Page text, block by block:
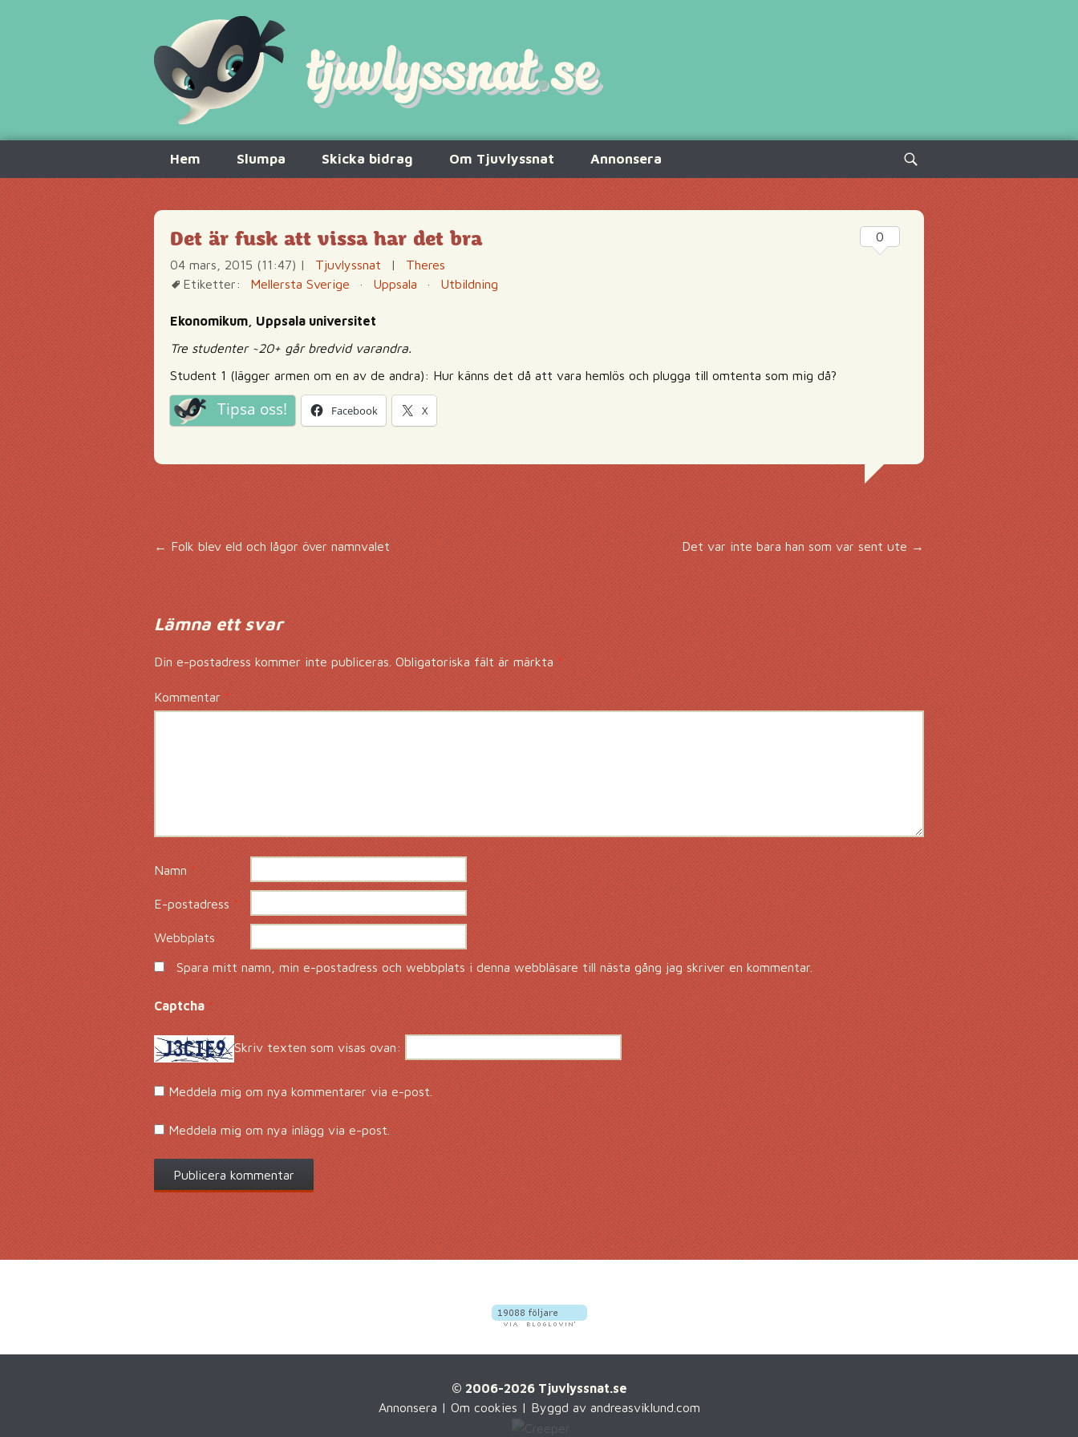
innehåll
Hem Slumpa Skicka bidrag Om Tjuvlyssnat Annonsera
Sök
efter:
Det är fusk att vissa har det bra
04 mars, 2015 (11:47) | Tjuvlyssnat |
Theres
Etiketter:
Mellersta Sverige · Uppsala · Utbildning
Ekonomikum, Uppsala universitet
Tre studenter ~20+ går bredvid varandra.
Student 1 (lägger armen om en av de andra): Hur känns det då att vara hemlös och plugga till omtenta som mig då?
Tipsa oss! Facebook X
0
Inläggsnavigering
←Folk blev eld och lågor över namnvalet Det var inte bara han som var sent ute→
Lämna ett svar
Din e-postadress kommer inte publiceras. Obligatoriska fält är märkta *
Kommentar*
Namn *
E-postadress *
Webbplats
Spara mitt namn, min e-postadress och webbplats i denna webbläsare till nästa gång jag skriver en kommentar.
Captcha *
Skriv texten som visas ovan:
Meddela mig om nya kommentarer via e-post.
Meddela mig om nya inlägg via e-post.
© 2006-2026 Tjuvlyssnat.se
Annonsera | Om cookies | Byggd av andreasviklund.com